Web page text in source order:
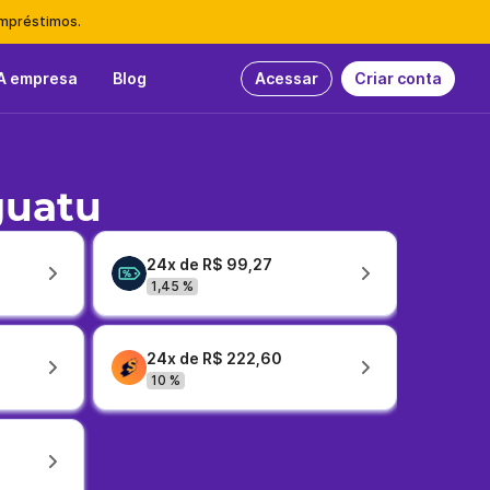
empresa Blog Acessar Criar conta
24x de R$ 99,27
1,45 %
24x de R$ 222,60
10 %